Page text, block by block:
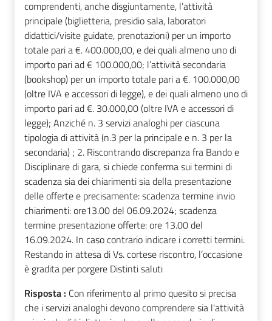
comprendenti, anche disgiuntamente, l’attività
principale (biglietteria, presidio sala, laboratori
didattici/visite guidate, prenotazioni) per un importo
totale pari a €. 400.000,00, e dei quali almeno uno di
importo pari ad € 100.000,00; l’attività secondaria
(bookshop) per un importo totale pari a €. 100.000,00
(oltre IVA e accessori di legge), e dei quali almeno uno di
importo pari ad €. 30.000,00 (oltre IVA e accessori di
legge); Anziché n. 3 servizi analoghi per ciascuna
tipologia di attività (n.3 per la principale e n. 3 per la
secondaria) ; 2. Riscontrando discrepanza fra Bando e
Disciplinare di gara, si chiede conferma sui termini di
scadenza sia dei chiarimenti sia della presentazione
delle offerte e precisamente: scadenza termine invio
chiarimenti: ore13.00 del 06.09.2024; scadenza
termine presentazione offerte: ore 13.00 del
16.09.2024. In caso contrario indicare i corretti termini.
Restando in attesa di Vs. cortese riscontro, l’occasione
è gradita per porgere Distinti saluti
Risposta : Con riferimento al primo quesito si precisa
che i servizi analoghi devono comprendere sia l'attività